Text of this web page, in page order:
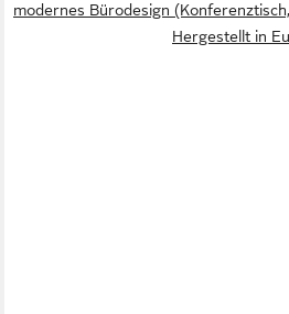
modernes Bürodesign
Hergestellt in